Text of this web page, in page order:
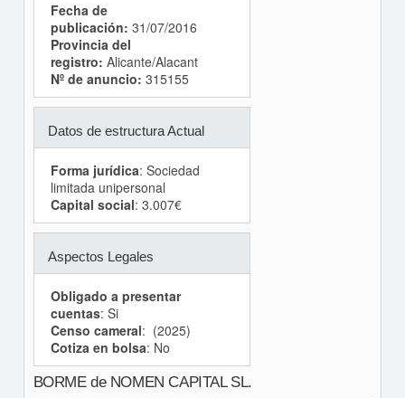
Fecha de
publicación: 31/07/2016
Provincia del
registro: Alicante/Alacant
Nº de anuncio: 315155
Datos de estructura Actual
Forma jurídica: Sociedad
limitada unipersonal
Capital social: 3.007€
Aspectos Legales
Obligado a presentar
cuentas: Si
Censo cameral: (2025)
Cotiza en bolsa: No
BORME de NOMEN CAPITAL SL.